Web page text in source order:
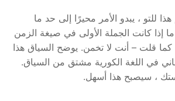
للتو ، يبدو الأمر محيرًا إلى حد ما
إذا كانت الجملة الأولى في صيغة الزمن
قلت – أنت لا تخمن. يوضح السياق هذا
في اللغة الكورية مشتق من السياق.
، سيصبح هذا أسهل.